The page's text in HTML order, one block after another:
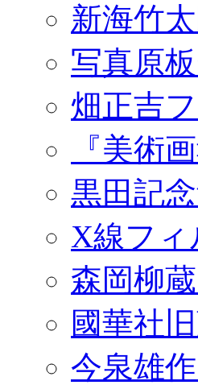
新海竹
写真原
畑正吉
『美術
黒田記
X線フ
森岡柳
國華社
今泉雄